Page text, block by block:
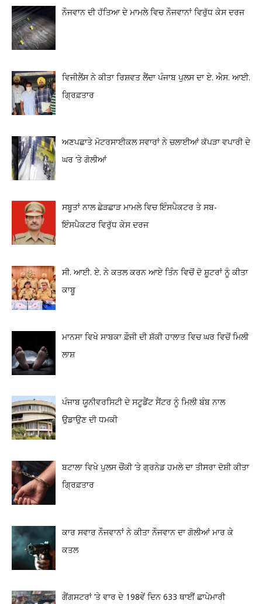
ਨੌਜਵਾਨ ਦੀ ਹੱਤਿਆ ਦੇ ਮਾਮਲੇ ਵਿਚ ਨੌਜਵਾਨਾਂ ਵਿਰੁੱਧ ਕੇਸ ਦਰਜ
ਵਿਜੀਲੈਂਸ ਨੇ ਕੀਤਾ ਰਿਸ਼ਵਤ ਲੈਂਦਾ ਪੰਜਾਬ ਪੁਲਸ ਦਾ ਏ. ਐਸ. ਆਈ.
ਗ੍ਰਿਫ਼ਤਾਰ
ਅਣਪਛਾਤੇ ਮੋਟਰਸਾਈਕਲ ਸਵਾਰਾਂ ਨੇ ਚਲਾਈਆਂ ਕੱਪੜਾ ਵਪਾਰੀ ਦੇ
ਘਰ ‘ਤੇ ਗੋਲੀਆਂ
ਸਬੂਤਾਂ ਨਾਲ ਛੇੜਛਾੜ ਮਾਮਲੇ ਵਿਚ ਇੰਸਪੈਕਟਰ ਤੇ ਸਬ-
ਇੰਸਪੈਕਟਰ ਵਿਰੁੱਧ ਕੇਸ ਦਰਜ
ਸੀ. ਆਈ. ਏ. ਨੇ ਕਤਲ ਕਰਨ ਆਏ ਤਿੰਨ ਵਿਚੋਂ ਦੋ ਸ਼ੂਟਰਾਂ ਨੂੰ ਕੀਤਾ
ਕਾਬੂ
ਮਾਨਸਾ ਵਿਖੇ ਸਾਬਕਾ ਫ਼ੌਜੀ ਦੀ ਸ਼ੱਕੀ ਹਾਲਾਤ ਵਿਚ ਘਰ ਵਿਚੋਂ ਮਿਲੀ
ਲਾਸ਼
ਪੰਜਾਬ ਯੂਨੀਵਰਸਿਟੀ ਦੇ ਸਟੂਡੈਂਟ ਸੈਂਟਰ ਨੂੰ ਮਿਲੀ ਬੰਬ ਨਾਲ
ਉਡਾਉਣ ਦੀ ਧਮਕੀ
ਬਟਾਲਾ ਵਿਖੇ ਪੁਲਸ ਚੌਂਕੀ ‘ਤੇ ਗ੍ਰਨੇਡ ਹਮਲੇ ਦਾ ਤੀਸਰਾ ਦੋਸ਼ੀ ਕੀਤਾ
ਗ੍ਰਿਫ਼ਤਾਰ
ਕਾਰ ਸਵਾਰ ਨੌਜਵਾਨਾਂ ਨੇ ਕੀਤਾ ਨੌਜਵਾਨ ਦਾ ਗੋਲੀਆਂ ਮਾਰ ਕੇ
ਕਤਲ
ਗੈਂਗਸਟਰਾਂ ’ਤੇ ਵਾਰ ਦੇ 198ਵੇਂ ਦਿਨ 633 ਥਾਈਂ ਛਾਪੇਮਾਰੀ